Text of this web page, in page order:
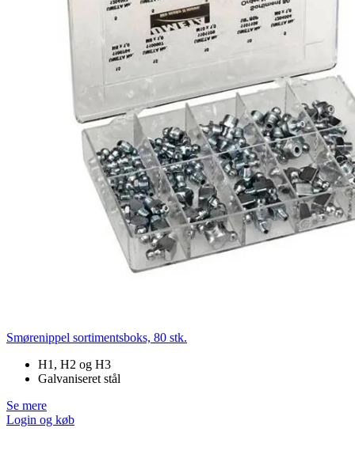
Smørenippel sortimentsboks, 80 stk.
H1, H2 og H3
Galvaniseret stål
Se mere
Login og køb